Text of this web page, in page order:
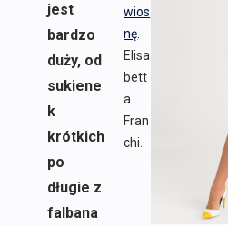
wios
nę
Elisa
bett
a
Fran
chi.
jest
bardzo
duży, od
sukiene
k
krótkich
po
długie z
falbana